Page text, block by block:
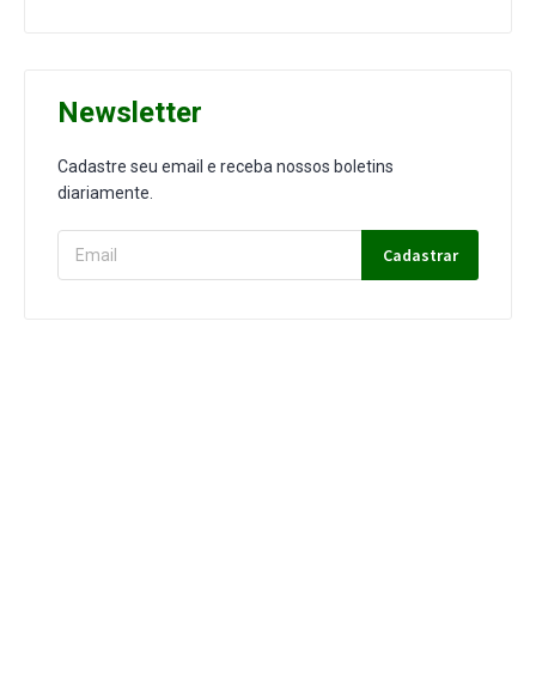
Newsletter
Cadastre seu email e receba nossos boletins
diariamente.
Cadastrar